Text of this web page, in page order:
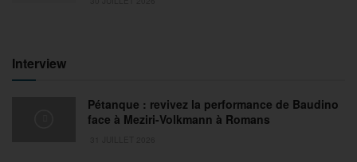
Interview
Pétanque : revivez la performance de Baudino
face à Meziri-Volkmann à Romans